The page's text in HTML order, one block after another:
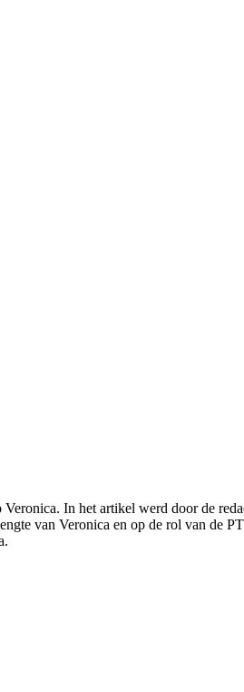
In het artikel werd door de
van Veronica en op de rol van de